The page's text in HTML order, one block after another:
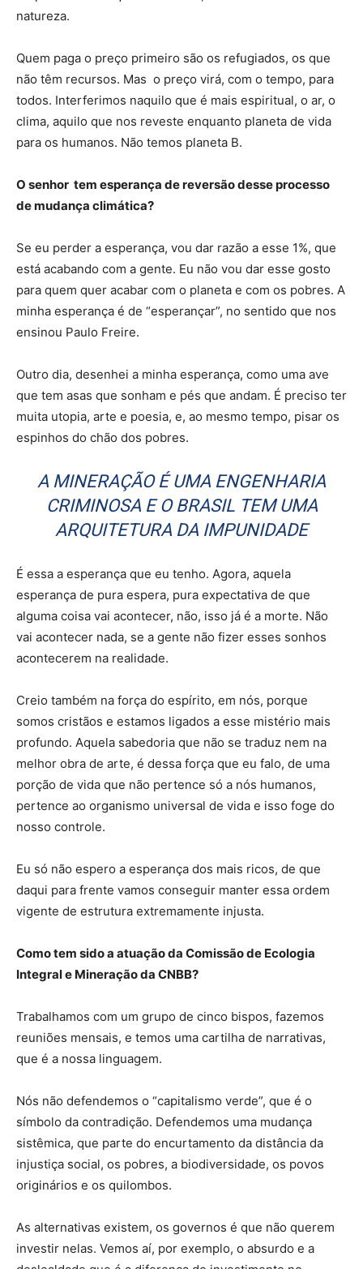
natureza.
Quem paga o preço primeiro são os refugiados, os que
não têm recursos. Mas o preço virá, com o tempo, para
todos. Interferimos naquilo que é mais espiritual, o ar, o
clima, aquilo que nos reveste enquanto planeta de vida
para os humanos. Não temos planeta B.
O senhor tem esperança de reversão desse processo
de mudança climática?
Se eu perder a esperança, vou dar razão a esse 1%, que
está acabando com a gente. Eu não vou dar esse gosto
para quem quer acabar com o planeta e com os pobres. A
minha esperança é de “esperançar”, no sentido que nos
ensinou Paulo Freire.
Outro dia, desenhei a minha esperança, como uma ave
que tem asas que sonham e pés que andam. É preciso ter
muita utopia, arte e poesia, e, ao mesmo tempo, pisar os
espinhos do chão dos pobres.
A MINERAÇÃO É UMA ENGENHARIA
CRIMINOSA E O BRASIL TEM UMA
ARQUITETURA DA IMPUNIDADE
É essa a esperança que eu tenho. Agora, aquela
esperança de pura espera, pura expectativa de que
alguma coisa vai acontecer, não, isso já é a morte. Não
vai acontecer nada, se a gente não fizer esses sonhos
acontecerem na realidade.
Creio também na força do espírito, em nós, porque
somos cristãos e estamos ligados a esse mistério mais
profundo. Aquela sabedoria que não se traduz nem na
melhor obra de arte, é dessa força que eu falo, de uma
porção de vida que não pertence só a nós humanos,
pertence ao organismo universal de vida e isso foge do
nosso controle.
Eu só não espero a esperança dos mais ricos, de que
daqui para frente vamos conseguir manter essa ordem
vigente de estrutura extremamente injusta.
Como tem sido a atuação da Comissão de Ecologia
Integral e Mineração da CNBB?
Trabalhamos com um grupo de cinco bispos, fazemos
reuniões mensais, e temos uma cartilha de narrativas,
que é a nossa linguagem.
Nós não defendemos o “capitalismo verde”, que é o
símbolo da contradição. Defendemos uma mudança
sistêmica, que parte do encurtamento da distância da
injustiça social, os pobres, a biodiversidade, os povos
originários e os quilombos.
As alternativas existem, os governos é que não querem
investir nelas. Vemos aí, por exemplo, o absurdo e a